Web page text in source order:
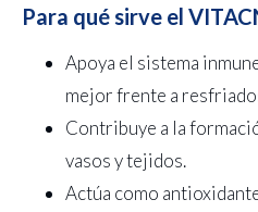
Para qué sirve el
Apoya el sistema
mejor frente a
Contribuye a la
vasos y tejidos.
Actúa como